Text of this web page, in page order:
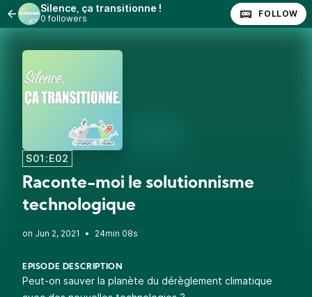
Silence, ça transitionne !
0 followers FOLLOW
S01:E02
Raconte-moi le solutionnisme
technologique
• 24min 08s
EPISODE DESCRIPTION
Peut-on sauver la planète du dérèglement climatique